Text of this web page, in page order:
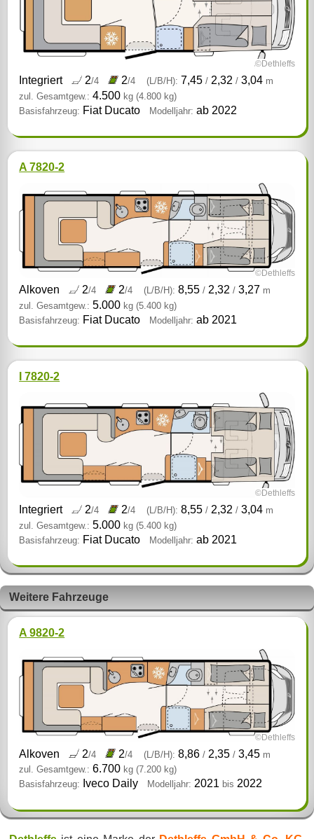
©Dethleffs
Integriert 2/4 2/4 (L/B/H): 7,45/ 2,32/ 3,04 m
zul. Gesamtgew.: 4.500 kg (4.800 kg)
Basisfahrzeug: Fiat Ducato Modelljahr: ab 2022
A 7820-2
©Dethleffs
Alkoven 2/4 2/4 (L/B/H): 8,55/ 2,32/ 3,27 m
zul. Gesamtgew.: 5.000 kg (5.400 kg)
Basisfahrzeug: Fiat Ducato Modelljahr: ab 2021
I 7820-2
©Dethleffs
Integriert 2/4 2/4 (L/B/H): 8,55/ 2,32/ 3,04 m
zul. Gesamtgew.: 5.000 kg (5.400 kg)
Basisfahrzeug: Fiat Ducato Modelljahr: ab 2021
Weitere Fahrzeuge
A 9820-2
©Dethleffs
Alkoven 2/4 2/4 (L/B/H): 8,86/ 2,35/ 3,45 m
zul. Gesamtgew.: 6.700 kg (7.200 kg)
Basisfahrzeug: Iveco Daily Modelljahr: 2021 bis 2022